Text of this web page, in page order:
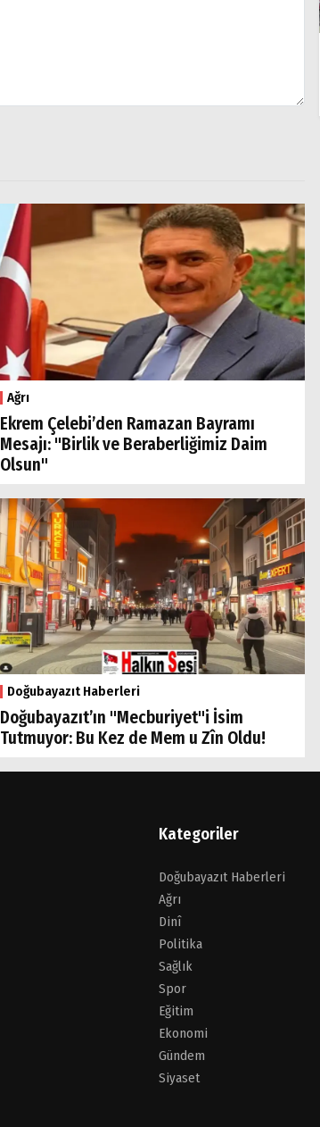
Ağrı
Ekrem Çelebi’den Ramazan Bayramı
Mesajı: "Birlik ve Beraberliğimiz Daim
Olsun"
Doğubayazıt Haberleri
Doğubayazıt’ın "Mecburiyet"i İsim
Tutmuyor: Bu Kez de Mem u Zîn Oldu!
Kategoriler
Doğubayazıt Haberleri
Ağrı
Dinî
Politika
Sağlık
Spor
Eğitim
Ekonomi
Gündem
Siyaset